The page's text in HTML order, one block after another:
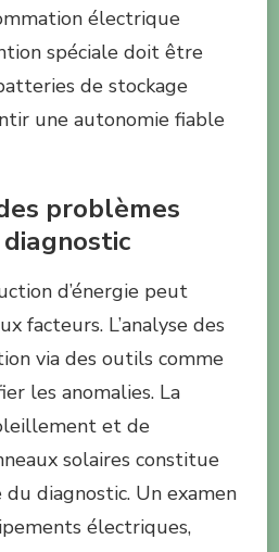
électrique
spéciale doit être
de stockage
une autonomie fiable
problèmes
d’énergie peut
facteurs. L’analyse des
via des outils comme
les anomalies. La
et de
solaires constitue
diagnostic. Un examen
électriques,